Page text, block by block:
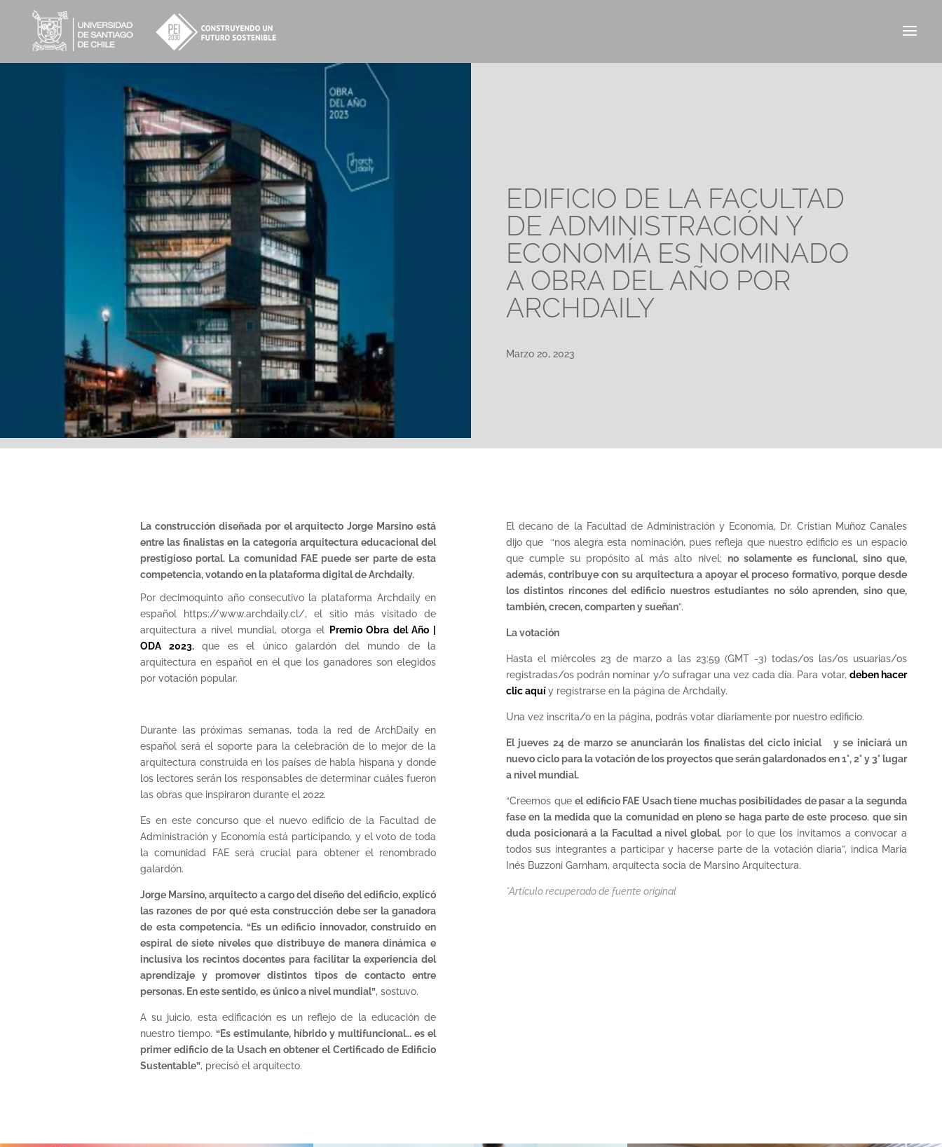
EDIFICIO DE LA FACULTAD
DE ADMINISTRACIÓN Y
ECONOMÍA ES NOMINADO
A OBRA DEL AÑO POR
ARCHDAILY
Marzo 20, 2023
La construcción diseñada por el arquitecto Jorge Marsino está
entre las finalistas en la categoría arquitectura educacional del
prestigioso portal. La comunidad FAE puede ser parte de esta
competencia, votando en la plataforma digital de Archdaily.
Por decimoquinto año consecutivo la plataforma Archdaily en
español https://www.archdaily.cl/, el sitio más visitado de
arquitectura a nivel mundial, otorga el
Premio Obra del Año |
ODA 2023, que es el único galardón del mundo de la
arquitectura en español en el que los ganadores son elegidos
por votación popular.
Durante las próximas semanas, toda la red de ArchDaily en
español será el soporte para la celebración de lo mejor de la
arquitectura construida en los países de habla hispana y donde
los lectores serán los responsables de determinar cuáles fueron
las obras que inspiraron durante el 2022.
Es en este concurso que el nuevo edificio de la Facultad de
Administración y Economía está participando, y el voto de toda
la comunidad FAE será crucial para obtener el renombrado
galardón.
Jorge Marsino, arquitecto a cargo del diseño del edificio, explicó
las razones de por qué esta construcción debe ser la ganadora
de esta competencia. “Es un edificio innovador, construido en
espiral de siete niveles que distribuye de manera dinámica e
inclusiva los recintos docentes para facilitar la experiencia del
aprendizaje y promover distintos tipos de contacto entre
personas. En este sentido, es único a nivel mundial”, sostuvo.
A su juicio, esta edificación es un reflejo de la educación de
nuestro tiempo. “Es estimulante, híbrido y multifuncional… es el
primer edificio de la Usach en obtener el Certificado de Edificio
Sustentable”, precisó el arquitecto.
El decano de la Facultad de Administración y Economía, Dr. Cristian Muñoz Canales
dijo que “nos alegra esta nominación, pues refleja que nuestro edificio es un espacio
que cumple su propósito al más alto nivel; no solamente es funcional, sino que,
además, contribuye con su arquitectura a apoyar el proceso formativo, porque desde
los distintos rincones del edificio nuestros estudiantes no sólo aprenden, sino que,
también, crecen, comparten y sueñan”.
La votación
Hasta el miércoles 23 de marzo a las 23:59 (GMT -3) todas/os las/os usuarias/os
registradas/os podrán nominar y/o sufragar una vez cada día. Para votar, deben hacer
clic aquíy registrarse en la página de Archdaily.
Una vez inscrita/o en la página, podrás votar diariamente por nuestro edificio.
El jueves 24 de marzo se anunciarán los finalistas del ciclo inicial y se iniciará un
nuevo ciclo para la votación de los proyectos que serán galardonados en 1°, 2° y 3° lugar
a nivel mundial.
“Creemos queel edificio FAE Usach tiene muchas posibilidades de pasar a la segunda
fase en la medida que la comunidad en pleno se haga parte de este proceso, que sin
duda posicionará a la Facultad a nivel global, por lo que los invitamos a convocar a
todos sus integrantes a participar y hacerse parte de la votación diaria”, indica María
Inés Buzzoni Garnham, arquitecta socia de Marsino Arquitectura.
*Artículo recuperado de fuente original